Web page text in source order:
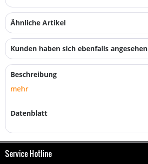
Ähnliche Artikel
Kunden haben sich ebenfalls angesehen
Beschreibung
mehr
Datenblatt
Service Hotline